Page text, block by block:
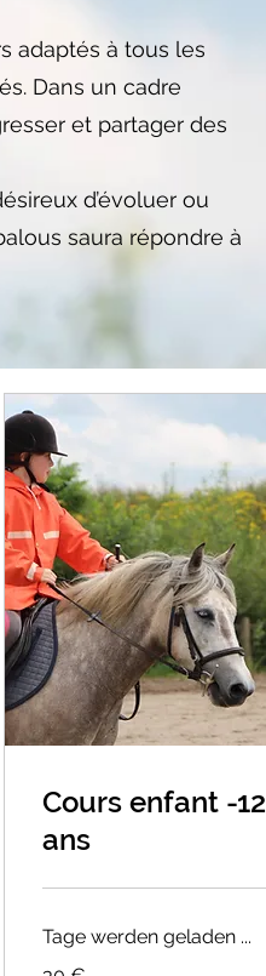
adaptés à tous les
Dans un cadre
et partager des
d’évoluer ou
saura répondre à
Cours enfant -12
ans
Tage werden geladen ...